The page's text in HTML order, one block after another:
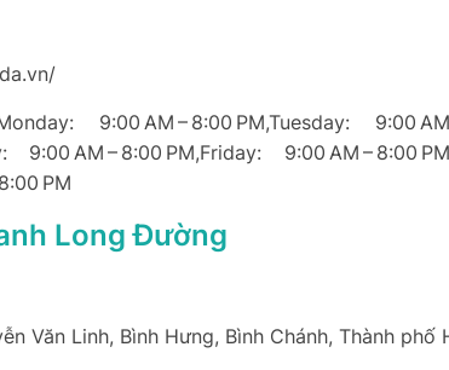
9:00 AM – 8:00 PM,Tuesday: 9:00 AM –
9:00 AM – 8:00 PM,Friday: 9:00 AM – 8:00
PM
Long Đường
Văn Linh, Bình Hưng, Bình Chánh, Thành phố